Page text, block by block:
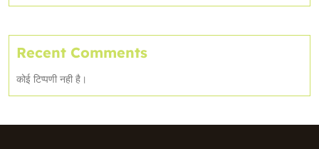
Recent Comments
कोई टिप्पणी नही है।